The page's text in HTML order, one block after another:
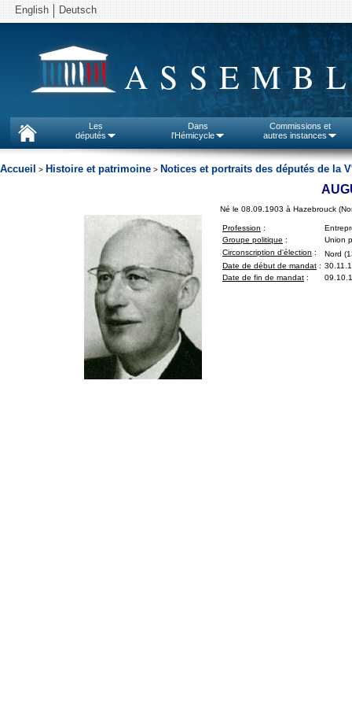
English Deutsch
Les
députés
Dans
l'Hémicycle
Commissions et
autres instances
Accueil > Histoire et patrimoine > Notices et portraits des députés de la V
Né le 08.09.1903 à Hazebrouck
Profession :
Groupe politique :
Union
Circonscription d'élection :
Nord
Date de début de mandat :
Date de fin de mandat :